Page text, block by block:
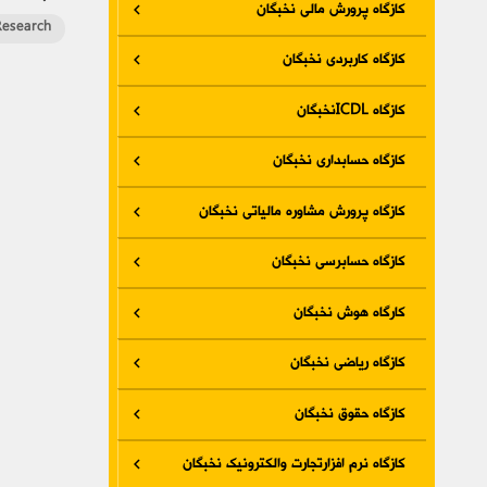
کازگاه پرورش مالی نخبگان
کازگاه کاربردی نخبگان
کازگاه ICDLنخبگان
کازگاه حسابداری نخبگان
کازگاه پرورش مشاوره مالیاتی نخبگان
کازگاه حسابرسی نخبگان
کارگاه هوش نخبگان
کازگاه ریاضی نخبگان
کازگاه حقوق نخبگان
کازگاه نرم افزارتجارت والکترونیک نخبگان